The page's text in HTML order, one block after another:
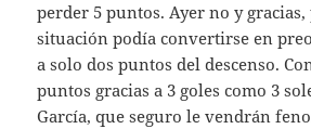
perder 5 puntos. Ayer no y
situación podía convertirse en
a solo dos puntos del descenso.
puntos gracias a 3 goles como 3
García, que seguro le vendrán